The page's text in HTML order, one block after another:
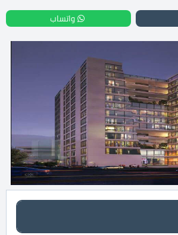
واتساب